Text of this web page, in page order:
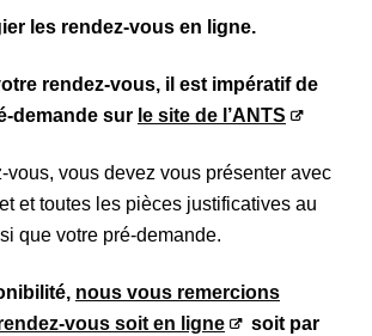
les rendez-vous en ligne.
rendez-vous, il est impératif de
demande sur le site de l’ANTS
vous, vous devez vous présenter avec
et toutes les pièces justificatives au
que votre pré-demande.
nous vous remercions
vous soit en ligne
soit par